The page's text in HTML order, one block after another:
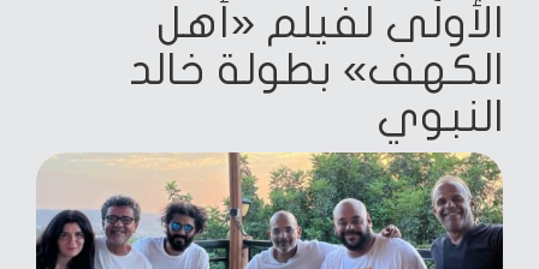
الأولى لفيلم «أهل
الكهف» بطولة خالد
النبوي